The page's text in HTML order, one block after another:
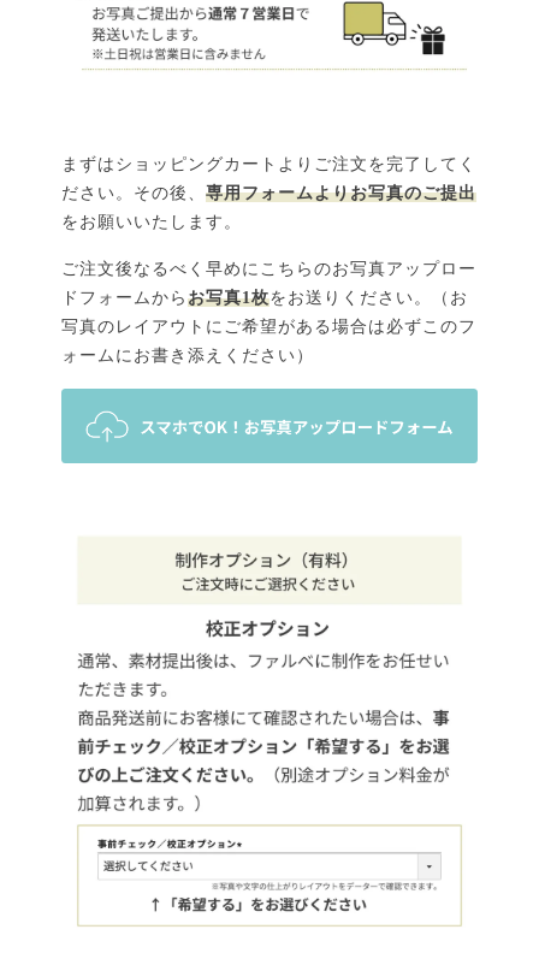
まずはショッピングカートよりご注文を完了してく
ださい。その後、専用フォームよりお写真のご提出
をお願いいたします。
ご注文後なるべく早めにこちらのお写真アップロー
ドフォームからお写真1枚をお送りください。（お
写真のレイアウトにご希望がある場合は必ずこのフ
ォームにお書き添えください）